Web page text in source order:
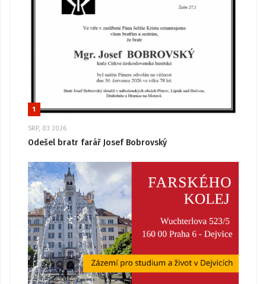
1
SRP, 03 2026
Odešel bratr farář Josef Bobrovský